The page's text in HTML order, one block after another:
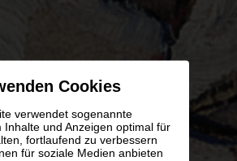
Cookies
verwendet sogenannte
Inhalte und Anzeigen optimal für
fortlaufend zu verbessern
für soziale Medien anbieten